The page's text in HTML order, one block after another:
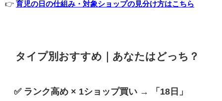
👉 育児の日の仕組み・対象ショップの見分け方はこちら
タイプ別おすすめ｜あなたはどっち？
✅ ランク高め × 1ショップ買い → 「18日」